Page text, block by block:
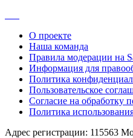
О проекте
Наша команда
Правила модерации на
Информация для
Политика
Пользовательское
Согласие на обработку
Политика
Адрес регистрации: 115563